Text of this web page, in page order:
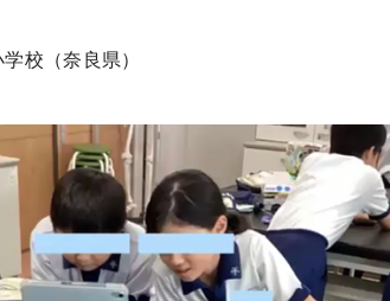
校（奈良県）